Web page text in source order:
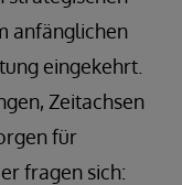
anfänglichen
eingekehrt.
Zeitachsen
für
fragen sich: